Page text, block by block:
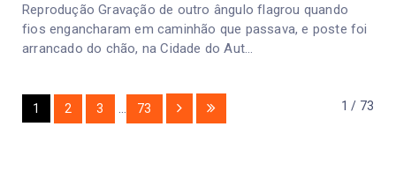
Reprodução Gravação de outro ângulo flagrou quando
fios engancharam em caminhão que passava, e poste foi
arrancado do chão, na Cidade do Aut...
1 / 73
1 2 3 73